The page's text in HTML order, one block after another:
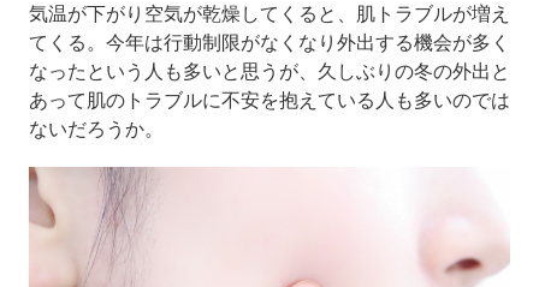
気温が下がり空気が乾燥してくると、肌トラブルが増え
てくる。今年は行動制限がなくなり外出する機会が多く
なったという人も多いと思うが、久しぶりの冬の外出と
あって肌のトラブルに不安を抱えている人も多いのでは
ないだろうか。